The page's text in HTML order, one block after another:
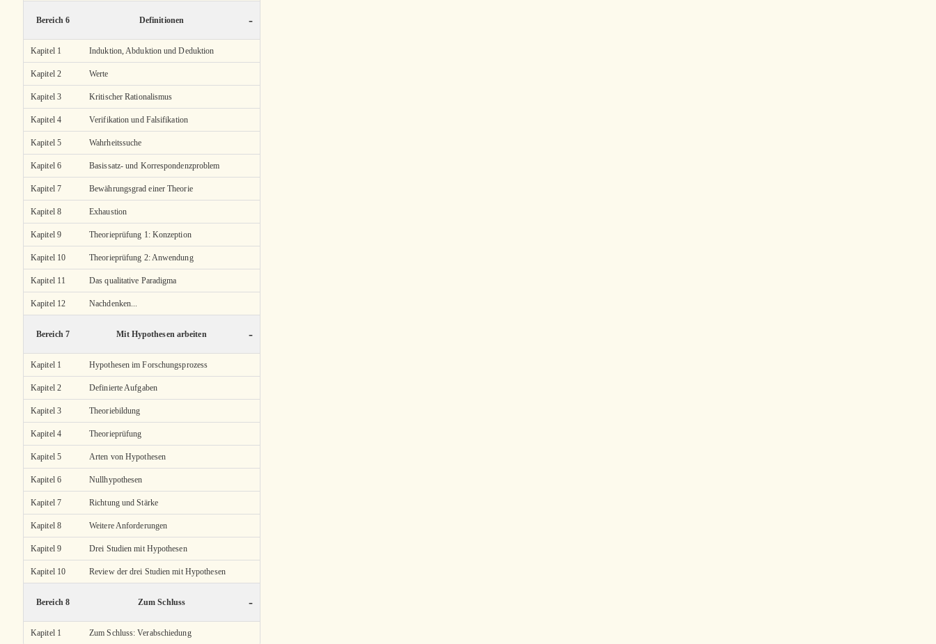
Bereich 6 Definitionen -
Kapitel 1 Induktion, Abduktion und Deduktion
Kapitel 2 Werte
Kapitel 3 Kritischer Rationalismus
Kapitel 4 Verifikation und Falsifikation
Kapitel 5 Wahrheitssuche
Kapitel 6 Basissatz- und Korrespondenzproblem
Kapitel 7 Bewährungsgrad einer Theorie
Kapitel 8 Exhaustion
Kapitel 9 Theorieprüfung 1: Konzeption
Kapitel 10 Theorieprüfung 2: Anwendung
Kapitel 11 Das qualitative Paradigma
Kapitel 12 Nachdenken...
Bereich 7 Mit Hypothesen arbeiten -
Kapitel 1 Hypothesen im Forschungsprozess
Kapitel 2 Definierte Aufgaben
Kapitel 3 Theoriebildung
Kapitel 4 Theorieprüfung
Kapitel 5 Arten von Hypothesen
Kapitel 6 Nullhypothesen
Kapitel 7 Richtung und Stärke
Kapitel 8 Weitere Anforderungen
Kapitel 9 Drei Studien mit Hypothesen
Kapitel 10 Review der drei Studien mit Hypothesen
Bereich 8 Zum Schluss -
Kapitel 1 Zum Schluss: Verabschiedung